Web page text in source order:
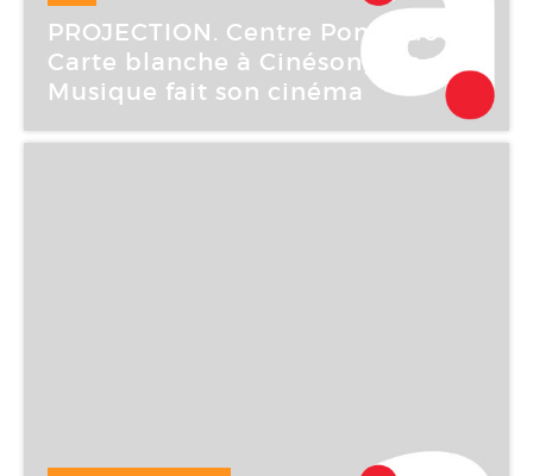
17 Mai -17 Mai 2007
PROJECTION. Centre Pompidou :
Carte blanche à Cinésong. La
Musique fait son cinéma